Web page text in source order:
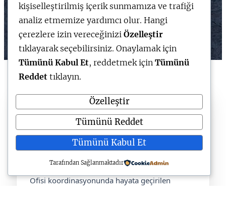
KariyerPlus • Güncel İlanlar
Kariyer Kapısı Üzerinden
Anlık İş ve Staj İlanları
Türkiye Cumhuriyeti Cumhurbaşkanlığı İletişim
Ofisi koordinasyonunda hayata geçirilen
kişiselleştirilmiş içerik sunmamıza ve trafiği
analiz etmemize yardımcı olur. Hangi
çerezlere izin vereceğinizi Özelleştir
tıklayarak seçebilirsiniz. Onaylamak için
Tümünü Kabul Et, reddetmek için Tümünü
Reddet tıklayın.
Özelleştir
Tümünü Reddet
Tümünü Kabul Et
Tarafından Sağlanmaktadır